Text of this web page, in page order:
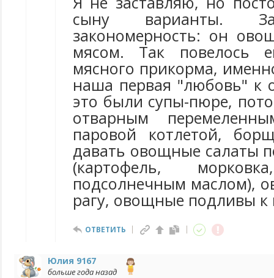
сыну варианты.
закономерность: он
мясом. Так повелось
мясного прикорма,
наша первая "любовь" к
это были супы-пюре,
отварным
паровой котлетой,
давать овощные салаты
(картофель,
подсолнечным маслом),
рагу, овощные подливы к
ОТВЕТИТЬ
Юлия 9167
больше года назад